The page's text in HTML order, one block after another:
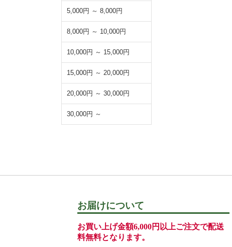
5,000円 ～ 8,000円
8,000円 ～ 10,000円
10,000円 ～ 15,000円
15,000円 ～ 20,000円
20,000円 ～ 30,000円
30,000円 ～